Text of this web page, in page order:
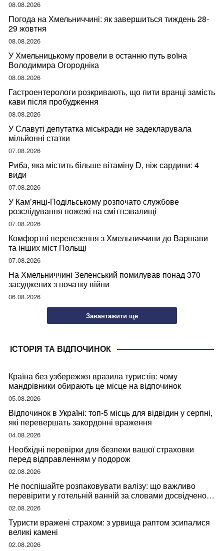
08.08.2026
Погода на Хмельниччині: як завершиться тиждень 28-
29 жовтня
08.08.2026
У Хмельницькому провели в останню путь воїна
Володимира Огородніка
08.08.2026
Гастроентерологи розкривають, що пити вранці замість
кави після пробудження
08.08.2026
У Славуті депутатка міськради не задекларувала
мільйонні статки
07.08.2026
Риба, яка містить більше вітаміну D, ніж сардини: 4
види
07.08.2026
У Кам’янці-Подільському розпочато службове
розслідування пожежі на сміттєзвалищі
07.08.2026
Комфортні перевезення з Хмельниччини до Варшави
та інших міст Польщі
07.08.2026
На Хмельниччині Зеленський помилував понад 370
засуджених з початку війни
06.08.2026
Завантажити ще
ІСТОРІЯ ТА ВІДПОЧИНОК
Країна без узбережжя вразила туристів: чому
мандрівники обирають це місце на відпочинок
05.08.2026
Відпочинок в Україні: топ-5 місць для відвідин у серпні,
які перевершать закордонні враження
04.08.2026
Необхідні перевірки для безпеки вашої страховки
перед відправленням у подорож
02.08.2026
Не поспішайте розпаковувати валізу: що важливо
перевірити у готельній ванній за словами досвідченої
мандрівниці
02.08.2026
Туристи вражені страхом: з урвища раптом зсипалися
великі камені
02.08.2026